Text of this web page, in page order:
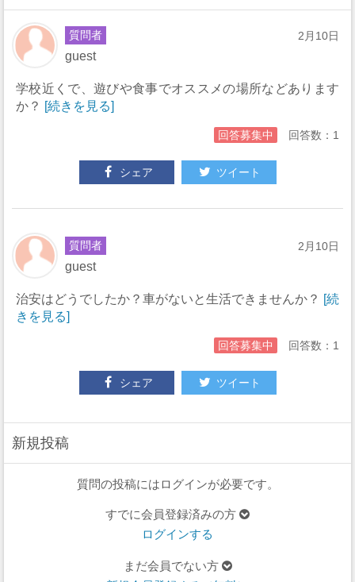
質問者
guest
2月10日
学校近くで、遊びや食事でオススメの場所などあります
か？ [続きを見る]
回答募集中 回答数：1
シェア ツイート
質問者
guest
2月10日
治安はどうでしたか？車がないと生活できませんか？ [続
きを見る]
回答募集中 回答数：1
シェア ツイート
新規投稿
質問の投稿にはログインが必要です。
すでに会員登録済みの方
ログインする
まだ会員でない方